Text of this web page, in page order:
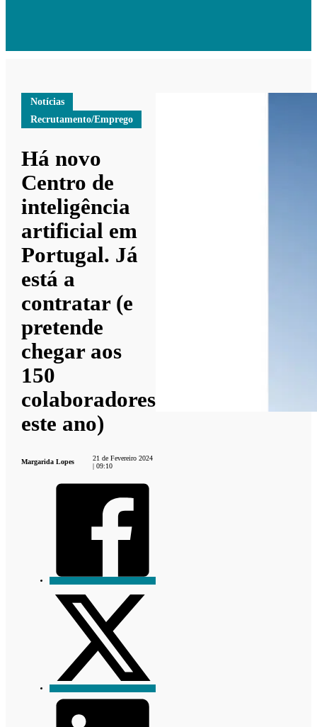
Notícias
Recrutamento/Emprego
Há novo
Centro de
inteligência
artificial em
Portugal. Já
está a
contratar (e
pretende
chegar aos
150
colaboradores
este ano)
Margarida Lopes
21 de Fevereiro 2024
| 09:10